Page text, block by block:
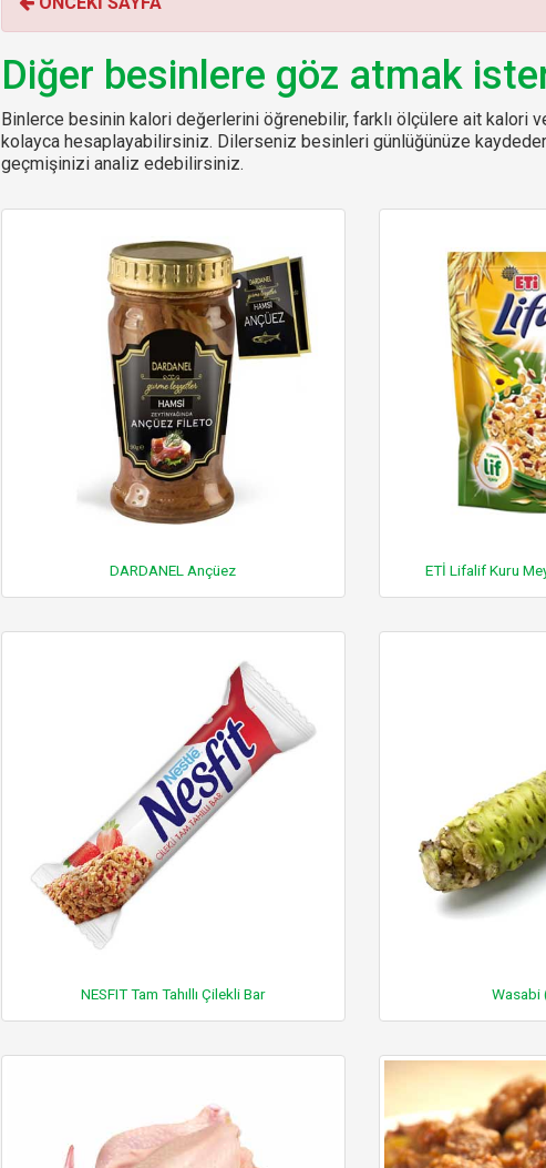
o
r
:
Diğer besinlere göz atmak
Binlerce besinin kalori değerlerini öğrenebilir, farklı ölçülere ait kalori
kolayca hesaplayabilirsiniz. Dilerseniz besinleri günlüğünüze
geçmişinizi analiz edebilirsiniz.
DARDANEL Ançüez ETİ Lifalif Kuru
NESFIT Tam Tahıllı Çilekli Bar Wasabi